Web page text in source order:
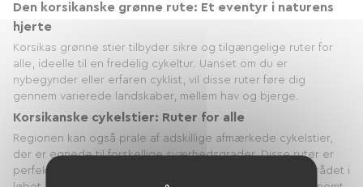
Den korsikanske grønne rute: Et eventyr i naturens
hjerte
Korsikas grønne stier tilbyder sikre og tilgængelige ruter for
alle, ideelle til en fredelig cykeltur. Uanset om du er
nybegynder eller erfaren cyklist, vil disse ruter føre dig
gennem varierede landskaber, mellem hav og bjerge.
Korsikanske cykelstier: Ruter for alle
Regionen kan også prale af adskillige afmærkede cykelstier,
der er egnede til forskellige sværhedsgrader. Disse ruter er
perfekte for cykelentusiaster, der ønsker at udforske området i